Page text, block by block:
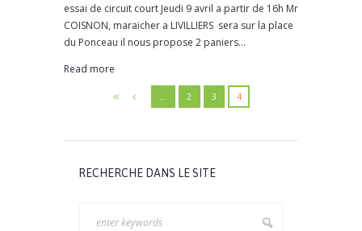
essai de circuit court Jeudi 9 avril a partir de 16h Mr
COISNON, maraicher a LIVILLIERS sera sur la place
du Ponceau il nous propose 2 paniers...
Read more
2 3 4
RECHERCHE DANS LE SITE